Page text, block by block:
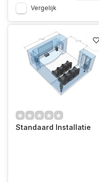
Vergelijk
Standaard Installatie